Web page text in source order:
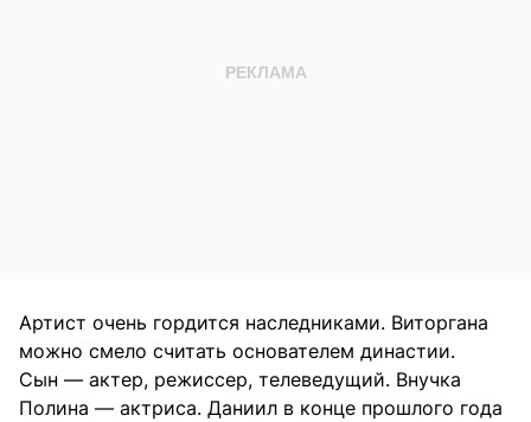
Артист очень гордится наследниками. Виторгана
можно смело считать основателем династии.
Сын — актер, режиссер, телеведущий. Внучка
Полина — актриса. Даниил в конце прошлого года